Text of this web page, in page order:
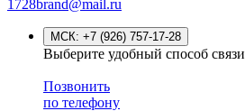
1728brand@mail.ru
МСК: +7 (926) 757-17-28
Выберите удобный способ связи
Позвонить
по телефону